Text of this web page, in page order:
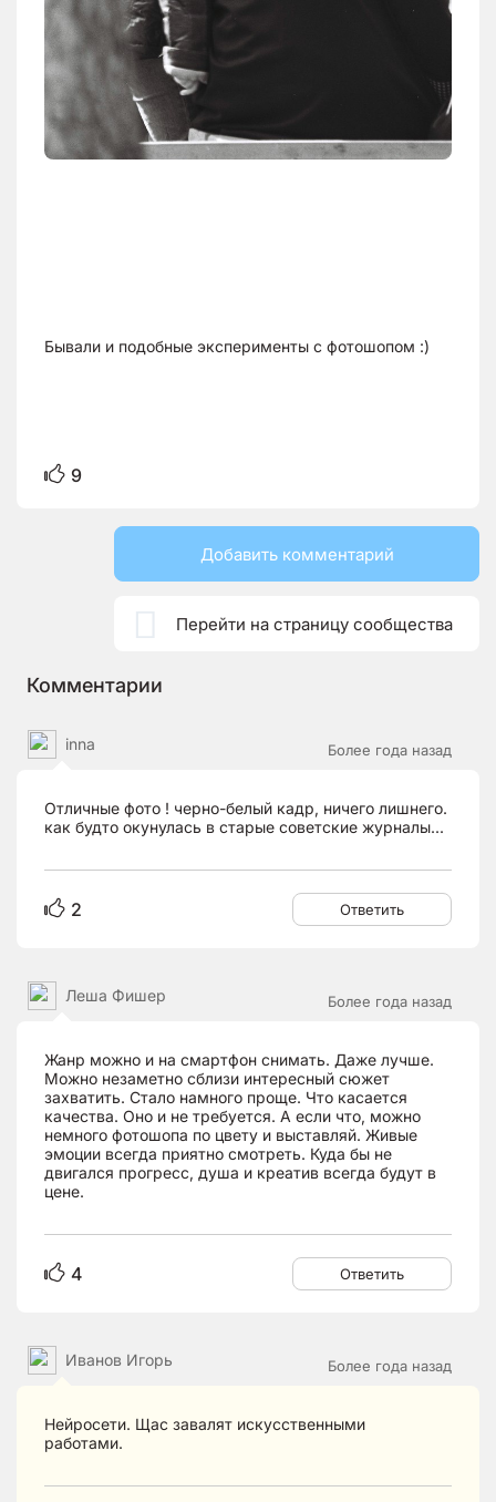
Бывали и подобные эксперименты с фотошопом :)
9
Добавить комментарий
Перейти на страницу сообщества
Комментарии
Более года назад
inna
Отличные фото ! черно-белый кадр, ничего лишнего.
как будто окунулась в старые советские журналы...
2 Ответить
Более года назад
Леша Фишер
Жанр можно и на смартфон снимать. Даже лучше.
Можно незаметно сблизи интересный сюжет
захватить. Стало намного проще. Что касается
качества. Оно и не требуется. А если что, можно
немного фотошопа по цвету и выставляй. Живые
эмоции всегда приятно смотреть. Куда бы не
двигался прогресс, душа и креатив всегда будут в
цене.
4 Ответить
Более года назад
Иванов Игорь
Нейросети. Щас завалят искусственными
работами.